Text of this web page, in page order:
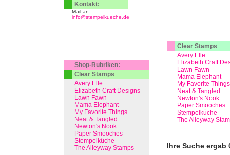
Clear Stamps
Avery Elle
Elizabeth Craft
Lawn Fawn
Mama Elephant
My Favorite Things
Neat & Tangled
Newton's Nook
Paper Smooches
Stempelküche
The Alleyway
Ihre Suche ergab
Kontakt:
Mail an:
info@stempelkueche.de
Shop-Rubriken:
Clear Stamps
Avery Elle
Elizabeth Craft Designs
Lawn Fawn
Mama Elephant
My Favorite Things
Neat & Tangled
Newton's Nook
Paper Smooches
Stempelküche
The Alleyway Stamps